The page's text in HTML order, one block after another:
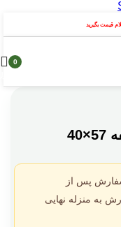
قیمت بگیرید
0
پس از
به منزله نهایی